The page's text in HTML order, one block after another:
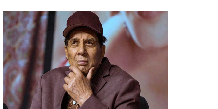
Shashwatdrishti.in
May 15, 2026
Shashwatdrishti.in
May 2, 2026